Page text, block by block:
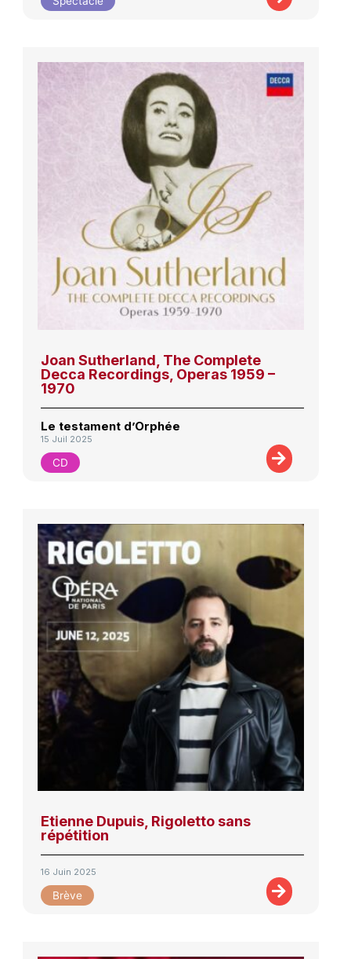
Joan Sutherland, The Complete
Decca Recordings, Operas 1959 –
1970
Le testament d’Orphée
15 Juil 2025
CD
Etienne Dupuis, Rigoletto sans
répétition
16 Juin 2025
Brève